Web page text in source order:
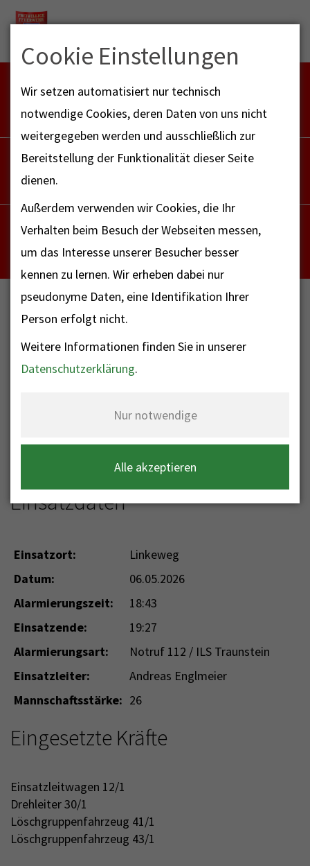
Menu
FEUERWEHR NOTFALL-RETTUNGSDIENST
112
POLIZEI
NOTRUF - FAX FÜR HÖRBEHINDERTE
112
Nr. 125 - Brandgeruch im
Gebäude
Einsatzkategorie: Brand
Einsatzart: B Elektroanlage - Brand
Elektroanlage/Trafo/Umspannwerk
Einsatzdaten
Einsatzort:
Linkeweg
Datum:
06.05.2026
Alarmierungszeit:
18:43
Einsatzende:
19:27
Alarmierungsart:
Notruf 112 / ILS Traunstein
Einsatzleiter:
Andreas Englmeier
Mannschaftsstärke: 26
Eingesetzte Kräfte
Einsatzleitwagen 12/1
Drehleiter 30/1
Löschgruppenfahrzeug 41/1
Löschgruppenfahrzeug 43/1
Cookie Einstellungen
Wir setzen automatisiert nur technisch
notwendige Cookies, deren Daten von uns nicht
weitergegeben werden und ausschließlich zur
Bereitstellung der Funktionalität dieser Seite
dienen.
Außerdem verwenden wir Cookies, die Ihr
Verhalten beim Besuch der Webseiten messen,
um das Interesse unserer Besucher besser
kennen zu lernen. Wir erheben dabei nur
pseudonyme Daten, eine Identifikation Ihrer
Person erfolgt nicht.
Weitere Informationen finden Sie in unserer
Datenschutzerklärung.
Nur notwendige
Alle akzeptieren